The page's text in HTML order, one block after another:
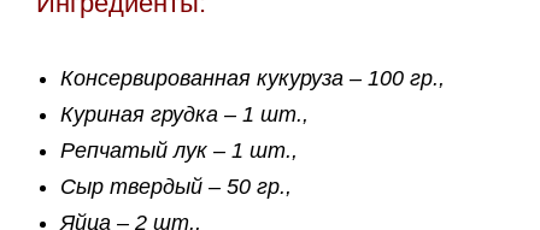
Консервированная кукуруза – 100 гр.,
Куриная грудка – 1 шт.,
Репчатый лук – 1 шт.,
Сыр твердый – 50 гр.,
Яйца – 2 шт.,